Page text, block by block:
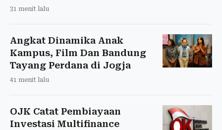
31 menit lalu
Angkat Dinamika Anak
Kampus, Film Dan Bandung
Tayang Perdana di Jogja
41 menit lalu
OJK Catat Pembiayaan
Investasi Multifinance